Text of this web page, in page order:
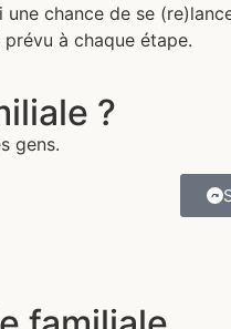
chance de se
à chaque étape.
?
gens.